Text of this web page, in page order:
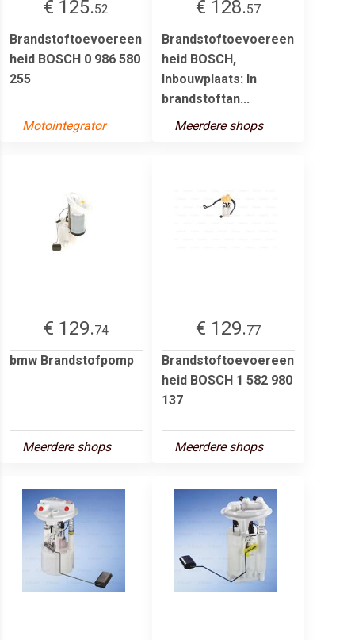
€ 125.52
Brandstoftoevoereen
heid BOSCH 0 986 580
255
Motointegrator
€ 128.57
Brandstoftoevoereen
heid BOSCH,
Inbouwplaats: In
brandstoftan...
Meerdere shops
€ 129.74
bmw Brandstofpomp
Meerdere shops
€ 129.77
Brandstoftoevoereen
heid BOSCH 1 582 980
137
Meerdere shops